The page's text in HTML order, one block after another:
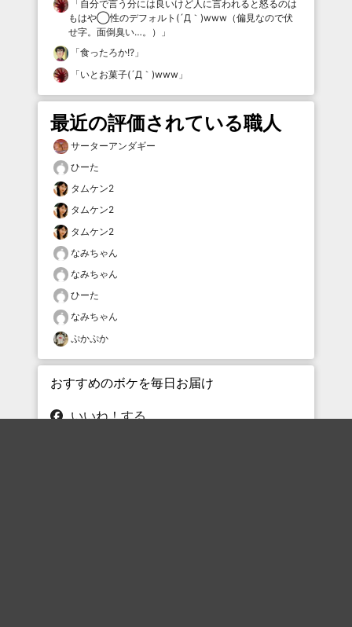
「自分で言う分には良いけど人に言われると怒るのは
もはや◯性のデフォルト(´Д｀)www（偏見なので伏
せ字。面倒臭い…。）
」
「食ったろか!? 」
「いとお菓子(´Д｀)www 」
最近の評価されている職人
サーターアンダギー
ひーた
タムケン2
タムケン2
タムケン2
なみちゃん
なみちゃん
ひーた
なみちゃん
ぷかぷか
おすすめのボケを毎日お届け
いいね！する